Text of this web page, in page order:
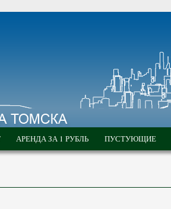
АРЕНДА ЗА 1 РУБЛЬ ПУСТУЮЩИЕ